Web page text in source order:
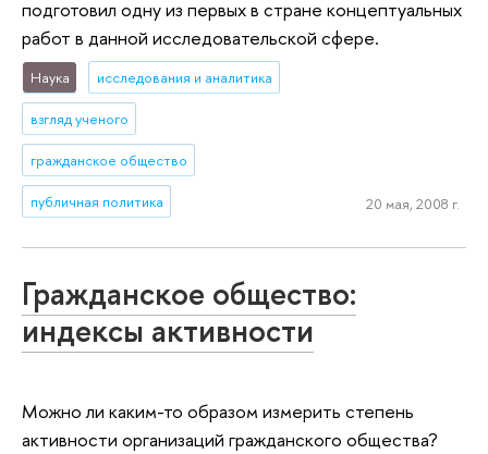
подготовил одну из первых в стране концептуальных
работ в данной исследовательской сфере.
Наука исследования и аналитика
взгляд ученого
гражданское общество
публичная политика 20 мая, 2008 г.
Гражданское общество:
индексы активности
Можно ли каким-то образом измерить степень
активности организаций гражданского общества?